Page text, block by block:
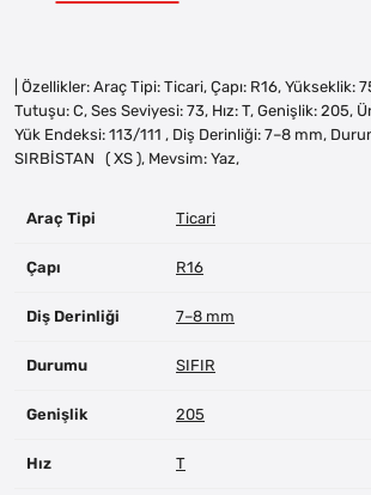
| Özellikler: Araç Tipi: Ticari, Çapı: R16, Yükseklik:
Tutuşu: C, Ses Seviyesi: 73, Hız: T, Genişlik: 205,
Yük Endeksi: 113/111 , Diş Derinliği: 7–8 mm,
SIRBİSTAN ( XS ), Mevsim: Yaz,
Araç Tipi Ticari
Çapı R16
Diş Derinliği 7–8 mm
Durumu SIFIR
Genişlik 205
Hız T